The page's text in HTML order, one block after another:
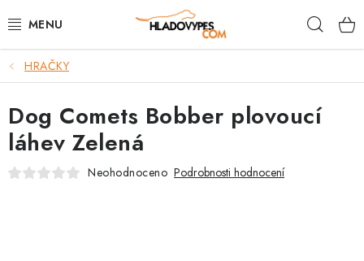
na
POTŘEBY PRO PSY
TAMI PŘEPRAVNÍ BOXY
SPORT SE PSEM
HRAČKY
Dog Comets Bobber plovoucí
láhev Zelená
Neohodnoceno Podrobnosti hodnocení